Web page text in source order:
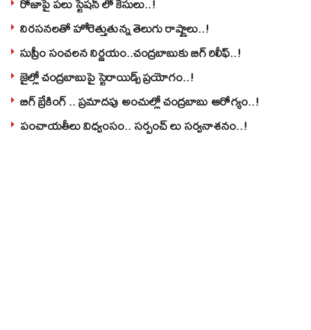
నిరసనలతో హోరెత్తుతున్న తెలుగు రాష్ట్రాలు..!
సుప్రీం సంచలన నిర్ణయం..చంద్రబాబుకు బిగ్ రిలీఫ్..!
జైల్లో చంద్రబాబుపై స్టెరాయిడ్స్ ప్రయోగం..!
బిగ్ బ్రేకింగ్ .. ప్రమాదపు అంచుల్లో చంద్రబాబు ఆరోగ్యం..!
పంచాయతీలు విధ్వంసం.. సర్పంచ్ లు సర్వనాశనం..!